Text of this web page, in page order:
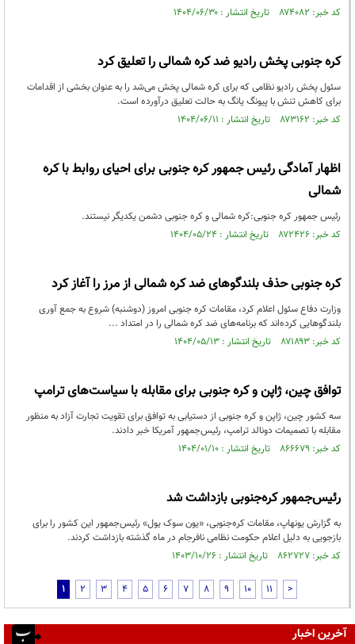
کد خبر: ۸۷۴۰۸۲ تاریخ انتشار : ۱۴۰۴/۰۶/۳۰
کره جنوبی پخش رادیو ضد کره شمالی را تعلیق کرد
سئول پخش رادیو نظامی که برای کره شمالی پخش می‌شد را به عنوان بخشی از اقدامات
برای کاهش تنش با پیونگ یانگ به حالت تعلیق درآورده است.
کد خبر: ۸۷۳۱۶۲ تاریخ انتشار : ۱۴۰۴/۰۶/۱۱
اظهار آمادگی رئیس جمهور کره جنوبی برای احیای روابط با کره
شمالی
رئیس جمهور کره جنوبی:کره شمالی و کره جنوبی دشمن یکدیگر نیستند.
کد خبر: ۸۷۲۴۲۶ تاریخ انتشار : ۱۴۰۴/۰۵/۲۴
کره جنوبی حذف بلندگوهای ضد کره شمالی از مرز را آغاز کرد
وزارت دفاع سئول اعلام کرد، مقامات کره جنوبی امروز (دوشنبه) شروع به جمع آوری
بلندگوهایی کرده‌اند که برنامه‌های ضد کره شمالی را در امتداد ...
کد خبر: ۸۷۱۸۹۳ تاریخ انتشار : ۱۴۰۴/۰۵/۱۳
توافق چین، ژاپن و کره جنوبی برای مقابله با سیاست‌های ترامپ
سه کشور چین، ژاپن و کره جنوبی از دستیابی به توافق برای تقویت تجارت آزاد به منظور
مقابله با تصمیمات دونالد ترامپ، رئیس‌جمهور آمریکا خبر دادند.
کد خبر: ۸۶۶۶۷۹ تاریخ انتشار : ۱۴۰۴/۰۱/۱۰
رئیس‌جمهور کره‌جنوبی بازداشت شد
به گزارش یونهاپ، مقامات کره‌جنوبی، «یون سوک یول» رئیس‌جمهور این کشور را برای
بازجویی به دلیل اعلام حکومت نظامی نافرجام در ماه گذشته بازداشت کردند.
کد خبر: ۸۶۲۷۲۷ تاریخ انتشار : ۱۴۰۳/۱۰/۲۶
1 2 3 4 5 6 7 8 9 10 11 >
آخرین اخبار